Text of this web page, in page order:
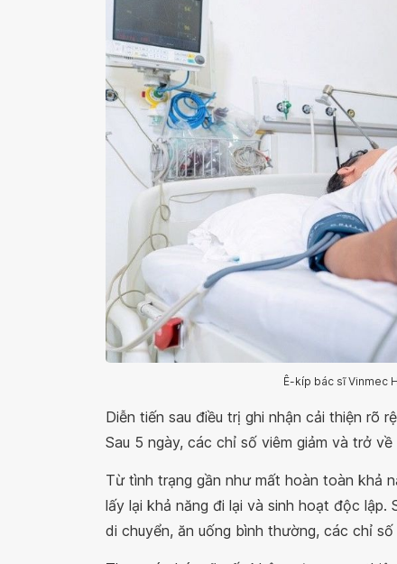
Ê-kíp bác sĩ Vinmec
Diễn tiến sau điều trị ghi nhận cải thiện rõ
Sau 5 ngày, các chỉ số viêm giảm và trở
Từ tình trạng gần như mất hoàn toàn khả
lấy lại khả năng đi lại và sinh hoạt độc
di chuyển, ăn uống bình thường, các chỉ